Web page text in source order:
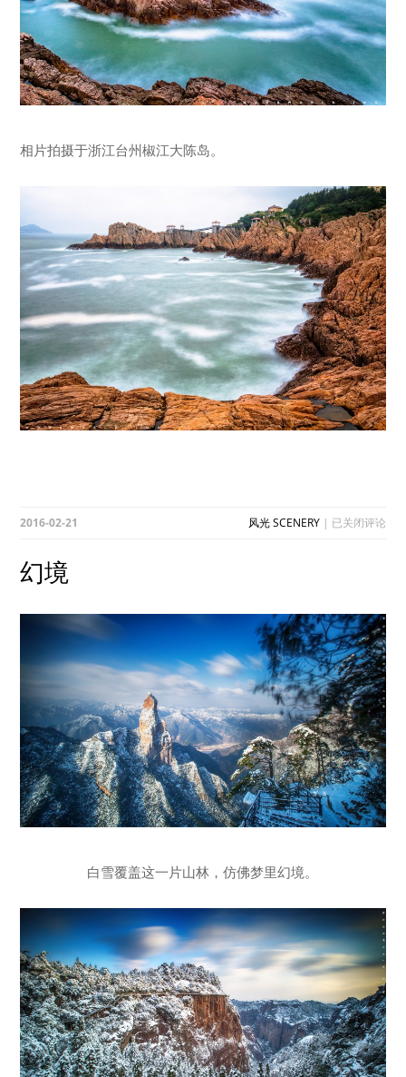
相片拍摄于浙江台州椒江大陈岛。
2016-02-21 风光 SCENERY| 幻
已关闭评论
幻境
白雪覆盖这一片山林，仿佛梦里幻境。